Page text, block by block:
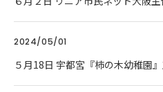
2024/05/01
５月18日 宇都宮『柿の木幼稚園